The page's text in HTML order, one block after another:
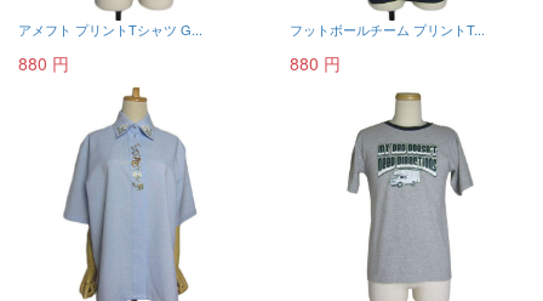
アメフト プリントTシャツ G...
880 円
フットボールチーム プリントT...
880 円